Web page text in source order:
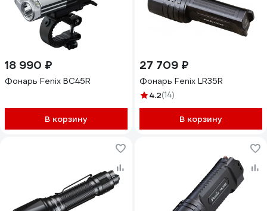
18 990 ₽
Фонарь Fenix BC45R
В корзину
27 709 ₽
Фонарь Fenix LR35R
4.2(14)
В корзину